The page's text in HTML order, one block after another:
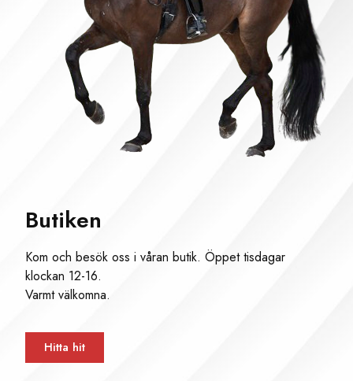
Butiken
Kom och besök oss i våran butik. Öppet tisdagar
klockan 12-16.
Varmt välkomna.
Hitta hit